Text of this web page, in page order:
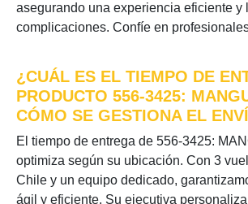
asegurando una experiencia eficiente y
complicaciones. Confíe en
¿CUÁL ES EL TIEMPO DE
PRODUCTO 556-3425:
CÓMO SE GESTIONA EL
El tiempo de entrega de 556-3425:
optimiza según su ubicación. Con 3
Chile y un equipo dedicado,
ágil y eficiente. Su ejecutiva